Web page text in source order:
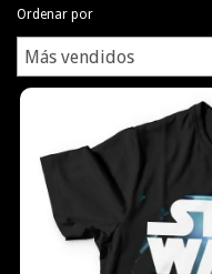
Ordenar por